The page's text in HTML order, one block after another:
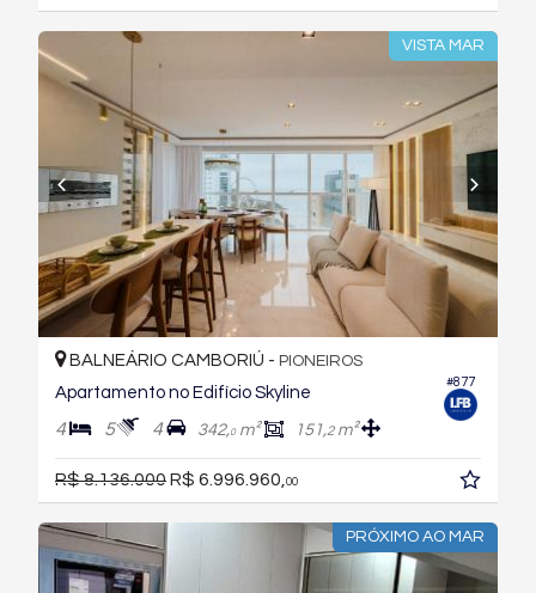
VISTA MAR
#877
BALNEÁRIO CAMBORIÚ - PIONEIROS
Apartamento no Edifício Skyline
4 5 4 342,0m² 151,2m²
R$ 8.136.000R$ 6.996.960, 00
PRÓXIMO AO MAR